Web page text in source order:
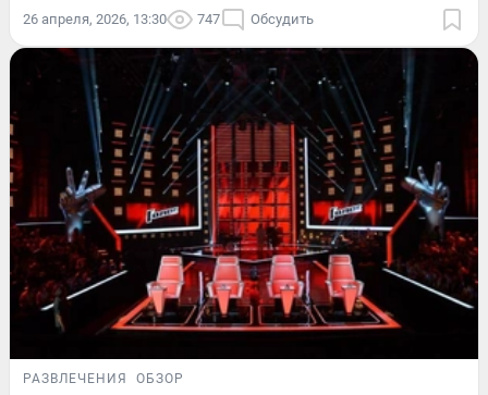
26 апреля, 2026, 13:30 747 Обсудить
РАЗВЛЕЧЕНИЯ ОБЗОР